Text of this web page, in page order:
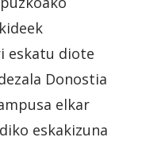
eskatu diote
Donostia
elkar
eskakizuna